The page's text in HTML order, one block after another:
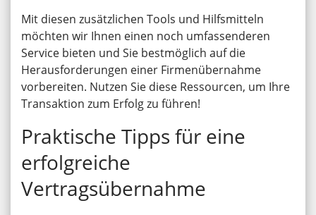
Mit diesen zusätzlichen Tools und Hilfsmitteln
möchten wir Ihnen einen noch umfassenderen
Service bieten und Sie bestmöglich auf die
Herausforderungen einer Firmenübernahme
vorbereiten. Nutzen Sie diese Ressourcen, um Ihre
Transaktion zum Erfolg zu führen!
Praktische Tipps für eine
erfolgreiche
Vertragsübernahme